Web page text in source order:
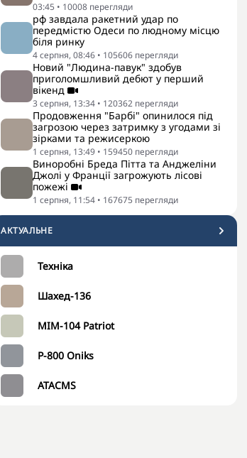
03:45 • 10008 перегляди
рф завдала ракетний удар по
передмістю Одеси по людному місцю
біля ринку
4 серпня, 08:46 • 105606 перегляди
Новий "Людина-павук" здобув
приголомшливий дебют у перший
вікенд
3 серпня, 13:34 • 120362 перегляди
Продовження "Барбі" опинилося під
загрозою через затримку з угодами зі
зірками та режисеркою
1 серпня, 13:49 • 159450 перегляди
Виноробні Бреда Пітта та Анджеліни
Джолі у Франції загрожують лісові
пожежі
1 серпня, 11:54 • 167675 перегляди
АКТУАЛЬНЕ
Техніка
Шахед-136
MIM-104 Patriot
P-800 Oniks
ATACMS